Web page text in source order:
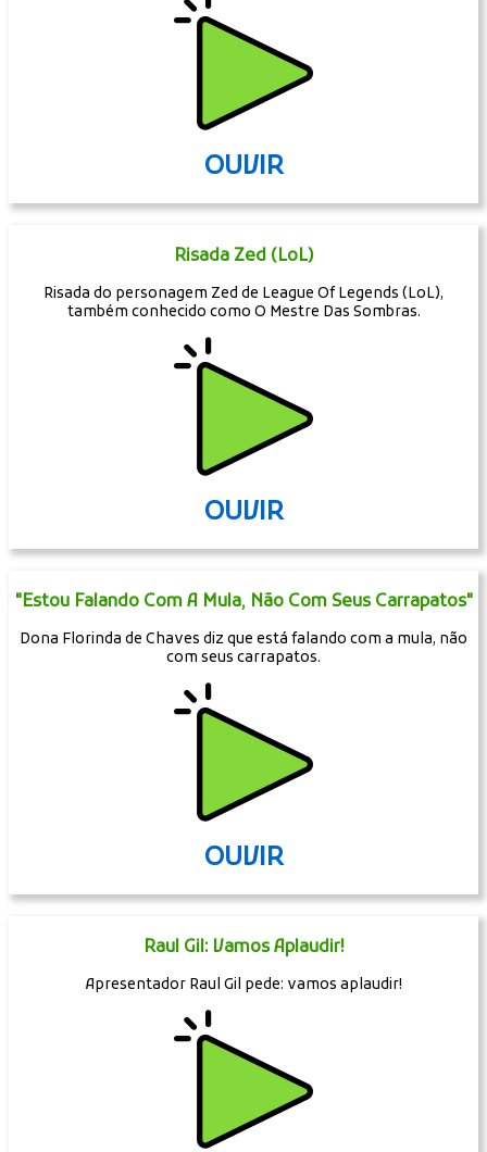
OUVIR
Risada Zed (LoL)
Risada do personagem Zed de League Of Legends (LoL),
também conhecido como O Mestre Das Sombras.
OUVIR
"Estou Falando Com A Mula, Não Com Seus Carrapatos"
Dona Florinda de Chaves diz que está falando com a mula, não
com seus carrapatos.
OUVIR
Raul Gil: Vamos Aplaudir!
Apresentador Raul Gil pede: vamos aplaudir!